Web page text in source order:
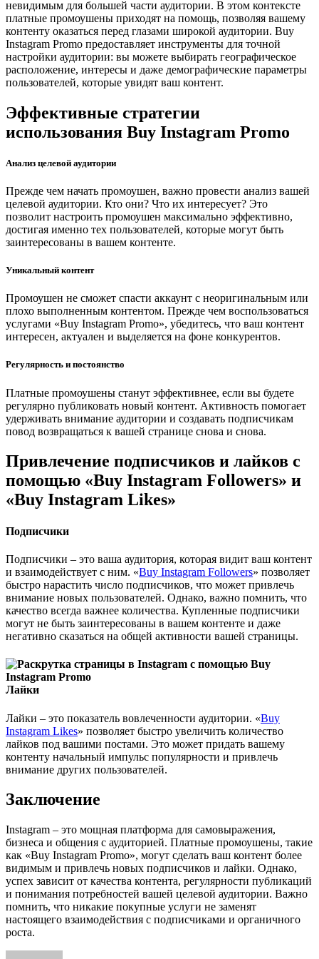
невидимым для большей части аудитории. В этом контексте
платные промоушены приходят на помощь, позволяя вашему
контенту оказаться перед глазами широкой аудитории. Buy
Instagram Promo предоставляет инструменты для точной
настройки аудитории: вы можете выбирать географическое
расположение, интересы и даже демографические параметры
пользователей, которые увидят ваш контент.
Эффективные стратегии
использования Buy Instagram Promo
Анализ целевой аудитории
Прежде чем начать промоушен, важно провести анализ вашей
целевой аудитории. Кто они? Что их интересует? Это
позволит настроить промоушен максимально эффективно,
достигая именно тех пользователей, которые могут быть
заинтересованы в вашем контенте.
Уникальный контент
Промоушен не сможет спасти аккаунт с неоригинальным или
плохо выполненным контентом. Прежде чем воспользоваться
услугами «Buy Instagram Promo», убедитесь, что ваш контент
интересен, актуален и выделяется на фоне конкурентов.
Регулярность и постоянство
Платные промоушены станут эффективнее, если вы будете
регулярно публиковать новый контент. Активность помогает
удерживать внимание аудитории и создавать подписчикам
повод возвращаться к вашей странице снова и снова.
Привлечение подписчиков и лайков с
помощью «Buy Instagram Followers» и
«Buy Instagram Likes»
Подписчики
Подписчики – это ваша аудитория, которая видит ваш контент
и взаимодействует с ним. «Buy Instagram Followers» позволяет
быстро нарастить число подписчиков, что может привлечь
внимание новых пользователей. Однако, важно помнить, что
качество всегда важнее количества. Купленные подписчики
могут не быть заинтересованы в вашем контенте и даже
негативно сказаться на общей активности вашей страницы.
Лайки
Лайки – это показатель вовлеченности аудитории. «Buy
Instagram Likes» позволяет быстро увеличить количество
лайков под вашими постами. Это может придать вашему
контенту начальный импульс популярности и привлечь
внимание других пользователей.
Заключение
Instagram – это мощная платформа для самовыражения,
бизнеса и общения с аудиторией. Платные промоушены, такие
как «Buy Instagram Promo», могут сделать ваш контент более
видимым и привлечь новых подписчиков и лайки. Однако,
успех зависит от качества контента, регулярности публикаций
и понимания потребностей вашей целевой аудитории. Важно
помнить, что никакие покупные услуги не заменят
настоящего взаимодействия с подписчиками и органичного
роста.